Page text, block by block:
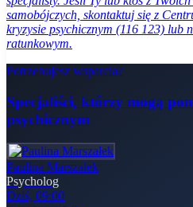
samobójczych, skontaktuj się z
kryzysie psychicznym (116 123) lub
ratunkowym.
Potrzebujesz wsparcia?
Specjaliści, którzy mogą
psychicznym
Paulina Marszałek
Psycholog
Dziś, 09:00